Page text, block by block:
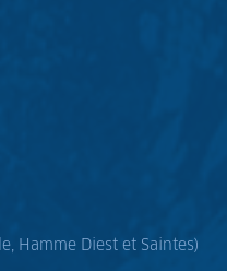
Hamme Diest et Saintes)